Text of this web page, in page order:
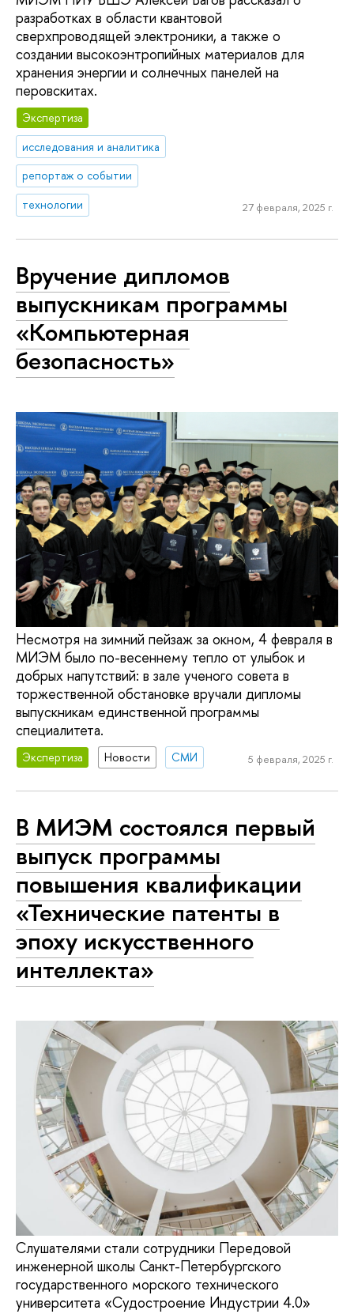
разработках в области квантовой
сверхпроводящей электроники, а также о
создании высокоэнтропийных материалов для
хранения энергии и солнечных панелей на
перовскитах.
Экспертиза
исследования и аналитика
репортаж о событии
технологии
27 февраля, 2025 г.
Вручение дипломов
выпускникам программы
«Компьютерная
безопасность»
Несмотря на зимний пейзаж за окном, 4 февраля в
МИЭМ было по-весеннему тепло от улыбок и
добрых напутствий: в зале ученого совета в
торжественной обстановке вручали дипломы
выпускникам единственной программы
специалитета.
Экспертиза Новости СМИ 5 февраля, 2025 г.
В МИЭМ состоялся первый
выпуск программы
повышения квалификации
«Технические патенты в
эпоху искусственного
интеллекта»
Слушателями стали сотрудники Передовой
инженерной школы Санкт-Петербургского
государственного морского технического
университета «Судостроение Индустрии 4.0»